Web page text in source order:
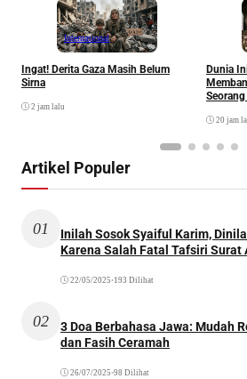
Internasional
Ingat! Derita Gaza Masih Belum
Sirna
2 jam lalu
Dunia
20 jam
Artikel Populer
01
Inilah Sosok Syaiful Karim,
Karena Salah Fatal Tafsiri Surat
22/05/2025 •193 Dilihat
02
3 Doa Berbahasa Jawa: Mudah
dan Fasih Ceramah
26/07/2025 •98 Dilihat